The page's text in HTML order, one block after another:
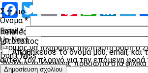
Facebook
Twitter
EmailPinterest
Related Topics:
Up Next
Ετοιμος να πληρώσει την πρώτη δόση ο
Don't Miss
“Δείξαμε το κακό μας πρόσωπο στα φιλικά
Σχόλιο *
Όνομα*
Email*
Ιστότοπος
Αποθήκευσε το όνομά μου, email, και
αυτόν τον πλοηγό για την επόμενη